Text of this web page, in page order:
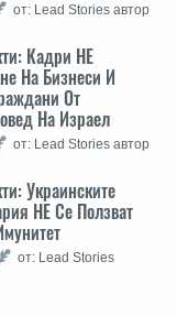
от: Lead Stories автор
Кадри НЕ
На Бизнеси И
От
На Израел
от: Lead Stories автор
Украинските
НЕ Се Ползват
от: Lead Stories